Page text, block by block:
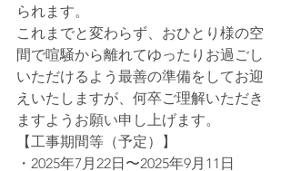
られます。
これまでと変わらず、おひとり様の空
間で喧騒から離れてゆったりお過ごし
いただけるよう最善の準備をしてお迎
えいたしますが、何卒ご理解いただき
ますようお願い申し上げます。
【工事期間等（予定）】
・2025年7月22日〜2025年9月11日